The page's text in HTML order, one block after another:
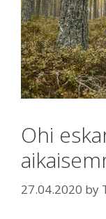
Ohi
27.04.2020 by